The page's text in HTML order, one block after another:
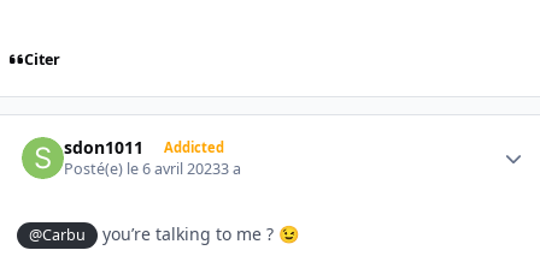
Citer
sdon1011 Addicted
Posté(e) le 6 avril 20233 a
@Carbu you’re talking to me ? 😉